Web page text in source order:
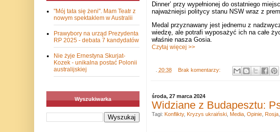
Dinner’ przy wypełnionej do ostatniego
najważniejsi politycy stanu NSW wraz z
Medal przyznawany jest jednemu z
wiedzę, ale potrafi wyposażyć ich na całe
właśnie nasza Gosia.
Czytaj więcej >>
. 20:38 Brak komentarzy:
środa, 27 marca 2024
Widziane z Budapesztu:
Tagi: Konflikty, Kryzys ukraiński, Media, Opinie, Rosja,
"Mój tata się żeni". Mam Teatr z
nowym spektaklem w Australii
Prawybory na urząd Prezydenta
RP 2025 - debata 7 kandydatów
Nie żyje Ernestyna Skurjat-
Kozek - unikalna postać Polonii
australijskiej
Wyszukiwarka